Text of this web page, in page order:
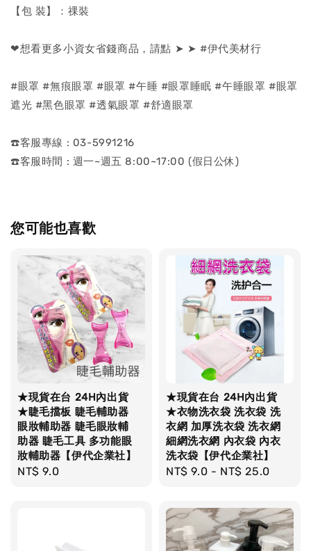
【包 裝】：祼裝
❤想看更多小資女省錢商品，請點 ➤ ➤ #伊代美材行
#眼罩 #無痕眼罩 #眼罩 #午睡 #眼罩睡眠 #午睡眼罩 #眼罩
遮光 #黑色眼罩 #透氣眼罩 #舒適眼罩
☎️客服專線 : 03-5991216
☎️客服時間 : 週一~週五 8:00~17:00 (假日公休)
您可能也喜歡
★現貨在台 24H內出貨
★睫毛擋板 睫毛輔助器
眼妝輔助器 睫毛眼妝輔
助器 睫毛工具 多功能眼
妝輔助器【伊代企業社】
Regular
NT$ 9.0
★現貨在台 24H內出貨
★衣物洗衣袋 洗衣袋 洗
衣網 加厚洗衣袋 洗衣網
細網洗衣網 內衣袋 內衣
洗衣袋【伊代企業社】
Regular
NT$ 9.0 - NT$ 25.0